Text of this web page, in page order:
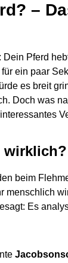
–
Pferd
ein paar
es breit
Doch was
wirklich?
beim
menschlich
Es